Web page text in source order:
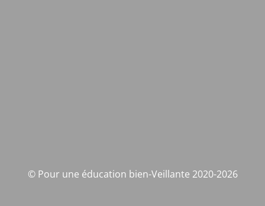
© Pour une éducation bien-Veillante 2020-2026